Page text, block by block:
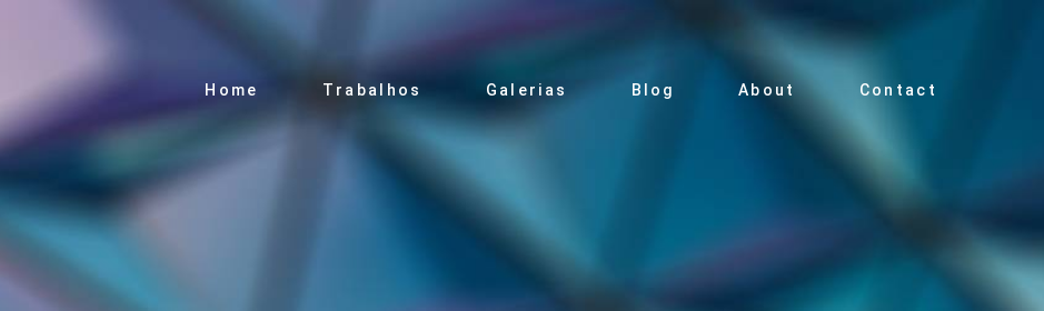
Home Trabalhos Galerias Blog About Contact